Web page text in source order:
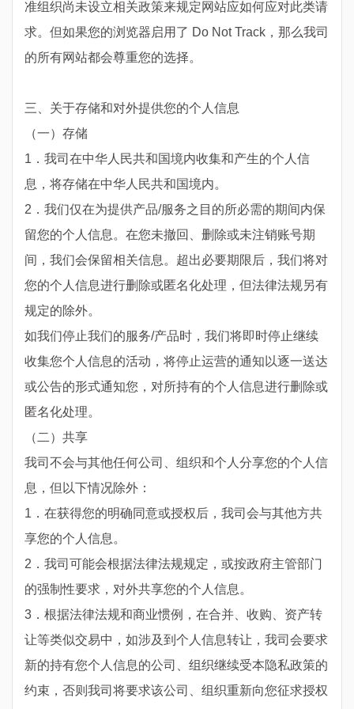
准组织尚未设立相关政策来规定网站应如何应对此类请
求。但如果您的浏览器启用了 Do Not Track，那么我司
的所有网站都会尊重您的选择。
三、关于存储和对外提供您的个人信息
（一）存储
1．我司在中华人民共和国境内收集和产生的个人信
息，将存储在中华人民共和国境内。
2．我们仅在为提供产品/服务之目的所必需的期间内保
留您的个人信息。在您未撤回、删除或未注销账号期
间，我们会保留相关信息。超出必要期限后，我们将对
您的个人信息进行删除或匿名化处理，但法律法规另有
规定的除外。
如我们停止我们的服务/产品时，我们将即时停止继续
收集您个人信息的活动，将停止运营的通知以逐一送达
或公告的形式通知您，对所持有的个人信息进行删除或
匿名化处理。
（二）共享
我司不会与其他任何公司、组织和个人分享您的个人信
息，但以下情况除外：
1．在获得您的明确同意或授权后，我司会与其他方共
享您的个人信息。
2．我司可能会根据法律法规规定，或按政府主管部门
的强制性要求，对外共享您的个人信息。
3．根据法律法规和商业惯例，在合并、收购、资产转
让等类似交易中，如涉及到个人信息转让，我司会要求
新的持有您个人信息的公司、组织继续受本隐私政策的
约束，否则我司将要求该公司、组织重新向您征求授权